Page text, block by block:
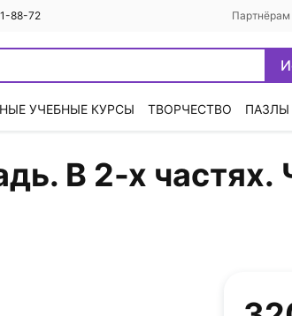
88-72 Партнёрам
УЧЕБНЫЕ КУРСЫ ТВОРЧЕСТВО ПАЗЛЫ
В 2-х